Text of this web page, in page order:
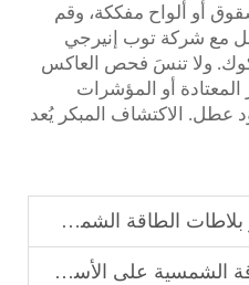
أو ألواح مفككة، وقم
مع شركة توب إنيرجي
ولا تنسَ فحص العاكس
المعتادة أو المؤشرات
عطل. الاكتشاف المبكر يُعد
الكهروضوئية بسرعة في الأسواق الناشئة؟
خيارًا رئيسيًّا للطاقة المنزلية؟